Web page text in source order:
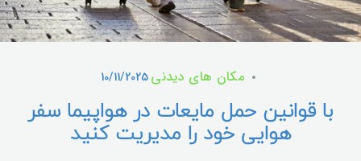
مکان های دیدنی10/11/2025
با قوانین حمل مایعات در هواپیما سفر
هوایی خود را مدیریت کنید